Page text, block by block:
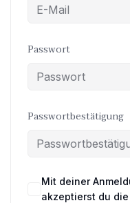
Passwort
Passwortbestätigung
Mit deiner
akzeptierst du die